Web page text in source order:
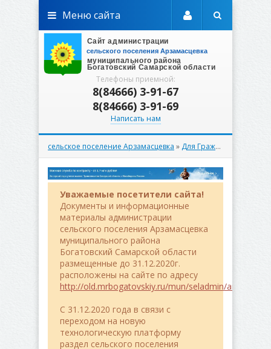
Телефоны приемной:
8(84666) 3-91-67
8(84666) 3-91-69
Написать нам
Меню сайта
сельское поселение Арзамасцевка » Для Граждан
Уважаемые посетители сайта!
Документы и информационные
материалы администрации
сельского поселения Арзамасцевка
муниципального района
Богатовский Самарской области
размещенные до 31.12.2020г.
расположены на сайте по адресу
http://old.mrbogatovskiy.ru/mun/seladmin/
C 31.12.2020 года в связи с
переходом на новую
технологическую платформу
раздел сельского поселения